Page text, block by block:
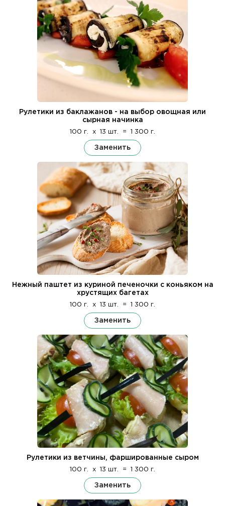
Рулетики из баклажанов - на выбор овощная или
сырная начинка
100 г. x 13 шт. = 1 300 г.
Заменить
Нежный паштет из куриной печеночки с коньяком на
хрустящих багетах
100 г. x 13 шт. = 1 300 г.
Заменить
Рулетики из ветчины, фаршированные сыром
100 г. x 13 шт. = 1 300 г.
Заменить